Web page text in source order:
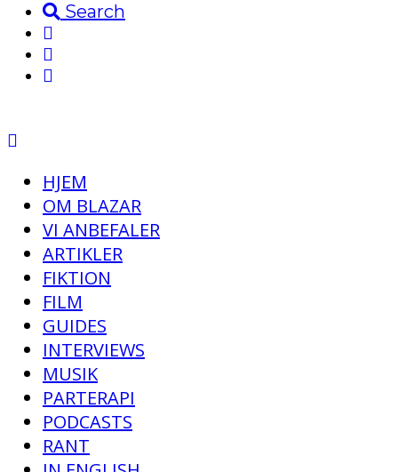
Search
HJEM
OM BLAZAR
VI ANBEFALER
ARTIKLER
FIKTION
FILM
GUIDES
INTERVIEWS
MUSIK
PARTERAPI
PODCASTS
RANT